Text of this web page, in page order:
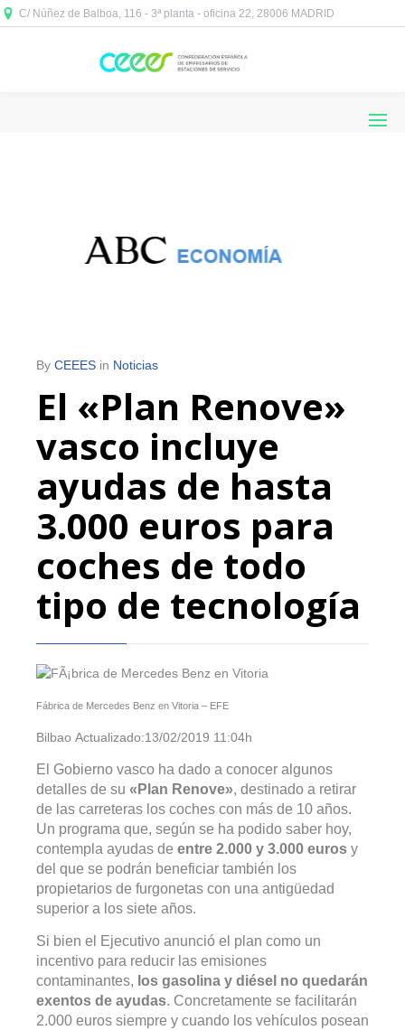
C/ Núñez de Balboa, 116 - 3ª planta - oficina 22, 28006 MADRID
By CEEES in Noticias
El «Plan Renove»
vasco incluye
ayudas de hasta
3.000 euros para
coches de todo
tipo de tecnología
Fábrica de Mercedes Benz en Vitoria – EFE
Bilbao Actualizado:13/02/2019 11:04h
El Gobierno vasco ha dado a conocer algunos
detalles de su «Plan Renove», destinado a retirar
de las carreteras los coches con más de 10 años.
Un programa que, según se ha podido saber hoy,
contempla ayudas de entre 2.000 y 3.000 euros y
del que se podrán beneficiar también los
propietarios de furgonetas con una antigüedad
superior a los siete años.
Si bien el Ejecutivo anunció el plan como un
incentivo para reducir las emisiones
contaminantes, los gasolina y diésel no quedarán
exentos de ayudas. Concretamente se facilitarán
2.000 euros siempre y cuando los vehículos posean